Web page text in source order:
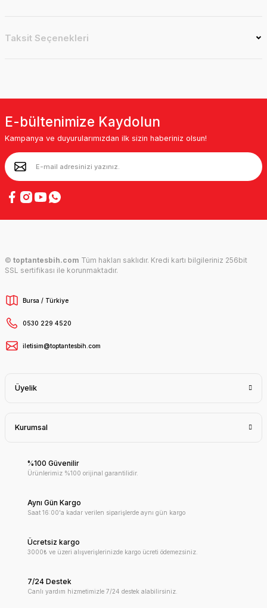
Taksit Seçenekleri
E-bültenimize Kaydolun
Kampanya ve duyurularımızdan ilk sizin haberiniz olsun!
© toptantesbih.com Tüm hakları saklıdır. Kredi kartı bilgileriniz 256bit
SSL sertifikası ile korunmaktadır.
Bursa / Türkiye
0530 229 4520
iletisim@toptantesbih.com
Üyelik
Kurumsal
%100 Güvenilir
Ürünlerimiz %100 orijinal garantilidir.
Aynı Gün Kargo
Saat 16:00'a kadar verilen siparişlerde aynı gün kargo
Ücretsiz kargo
3000₺ ve üzeri alışverişlerinizde kargo ücreti ödemezsiniz.
7/24 Destek
Canlı yardım hizmetimizle 7/24 destek alabilirsiniz.